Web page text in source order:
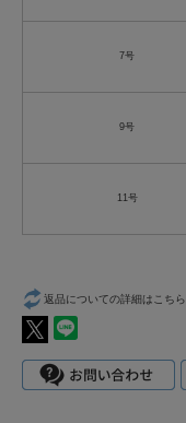
7号
9号
11号
返品についての詳細はこちら